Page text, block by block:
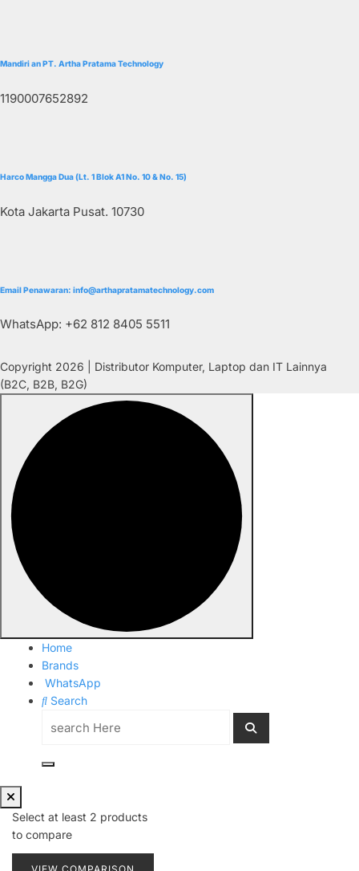
Mandiri an PT. Artha Pratama Technology
1190007652892
Harco Mangga Dua (Lt. 1 Blok A1 No. 10 & No. 15)
Kota Jakarta Pusat. 10730
Email Penawaran: info@arthapratamatechnology.com
WhatsApp: +62 812 8405 5511
Copyright 2026 | Distributor Komputer, Laptop dan IT Lainnya
(B2C, B2B, B2G)
Home
Brands
WhatsApp
Search
Select at least 2 products
to compare